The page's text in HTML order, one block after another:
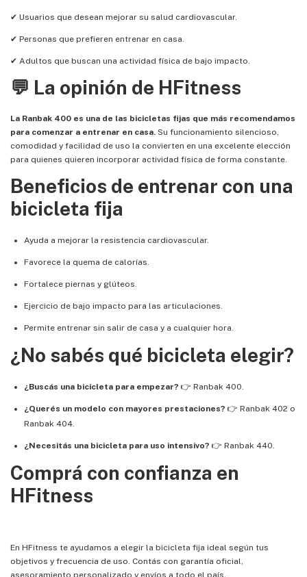
✔ Usuarios que desean mejorar su salud cardiovascular.
✔ Personas que prefieren entrenar en casa.
✔ Adultos que buscan una actividad física de bajo impacto.
💬 La opinión de HFitness
La Ranbak 400 es una de las bicicletas fijas que más recomendamos
para comenzar a entrenar en casa. Su funcionamiento silencioso,
comodidad y facilidad de uso la convierten en una excelente elección
para quienes quieren incorporar actividad física de forma constante.
Beneficios de entrenar con una
bicicleta fija
Ayuda a mejorar la resistencia cardiovascular.
Favorece la quema de calorías.
Fortalece piernas y glúteos.
Ejercicio de bajo impacto para las articulaciones.
Permite entrenar sin salir de casa y a cualquier hora.
¿No sabés qué bicicleta elegir?
¿Buscás una bicicleta para empezar? 👉 Ranbak 400
¿Querés un modelo con mayores prestaciones? 👉 Ranbak 402 o
Ranbak 404
¿Necesitás una bicicleta para uso intensivo? 👉 Ranbak 440.
Comprá con confianza en
HFitness
En HFitness te ayudamos a elegir la bicicleta fija ideal según tus
objetivos y frecuencia de uso. Contás con garantía oficial,